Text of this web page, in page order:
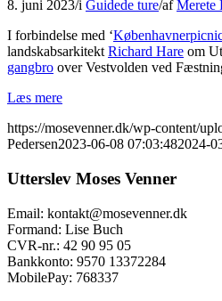
8. juni 2023/i Guidede ture/afMerete
I forbindelse med ‘
landskabsarkitekt Richard Hare om
gangbro over Vestvolden ved
Læs mere
https://mosevenner.dk/wp-content/
Pedersen2023-06-08 07:03:482024-
Utterslev Moses Venner
Email: kontakt@mosevenner.dk
Formand: Lise Buch
CVR-nr.: 42 90 95 05
Bankkonto: 9570 13372284
MobilePay: 768337